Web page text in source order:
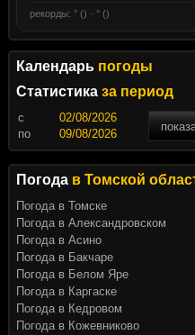
рекорды: ° () · ° ()
Календарь погоды
Статистика за период
c
по
Погода в Томской
Погода в Томске
Погода в Александровском
Погода в Асино
Погода в Бакчаре
Погода в Белом Яре
Погода в Каргаске
Погода в Кедровом
Погода в Кожевниково